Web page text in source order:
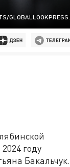
GLOBALLOOKPRESS.
году
Бакальчук.